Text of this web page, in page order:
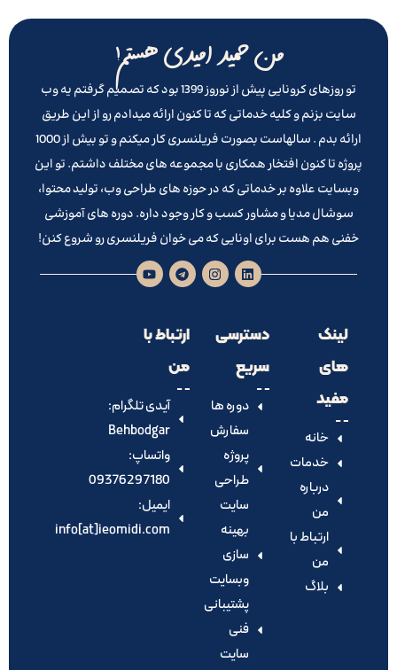
من حمید امیدی هستم!
تو روزهای کرونایی پیش از نوروز 1399 بود که تصمیم گرفتم یه وب
سایت بزنم و کلیه خدماتی که تا کنون ارائه میدادم رو از این طریق
ارائه بدم . سالهاست بصورت فریلنسری کار میکنم و تو بیش از 1000
پروژه تا کنون افتخار همکاری با مجموعه های مختلف داشتم. تو این
وبسایت علاوه بر خدماتی که در حوزه های طراحی وب، تولید محتوا،
سوشال مدیا و مشاور کسب و کار وجود داره. دوره های آموزشی
خفنی هم هست برای اونایی که می خوان فریلنسری رو شروع کنن!
لینک
های
مفید
خانه
خدمات
درباره
من
ارتباط با
من
بلاگ
دسترسی
سریع
دوره ها
سفارش
پروژه
طراحی
سایت
بهینه
سازی
وبسایت
پشتیبانی
فنی
سایت
ارتباط با
من
آیدی تلگرام:‌
Behbodgar
واتساپ:
09376297180
ایمیل:
info[at]ieomidi.com